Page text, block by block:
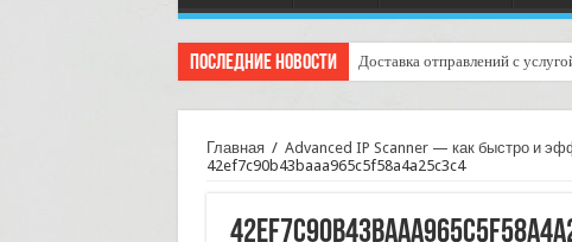
Последние новости Доставка отправлений с
Главная / Advanced IP Scanner — как быстро и
42ef7c90b43baaa965c5f58a4a25c3c4